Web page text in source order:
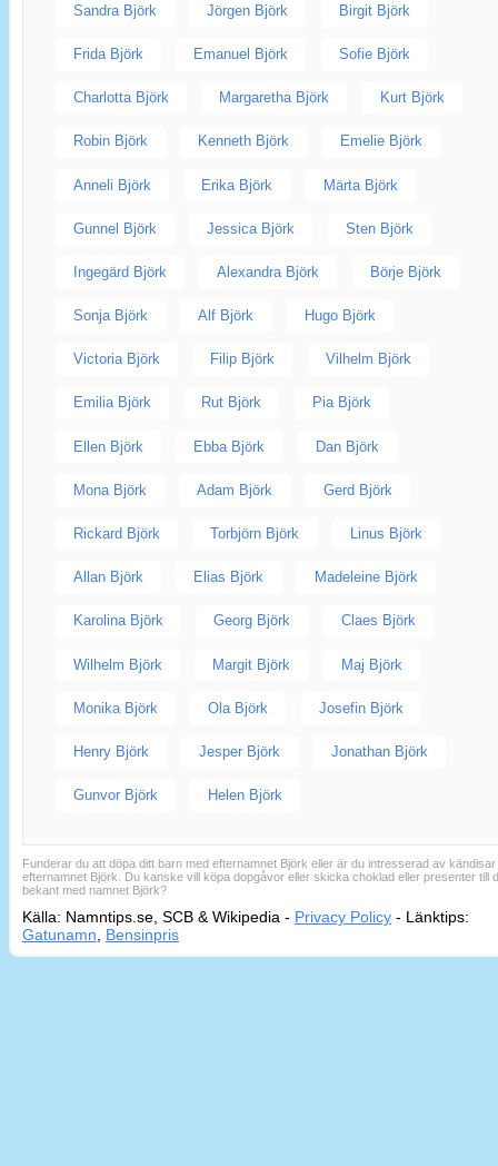
Sandra Björk Jörgen Björk Birgit Björk
Frida Björk Emanuel Björk Sofie Björk
Charlotta Björk Margaretha Björk Kurt Björk
Robin Björk Kenneth Björk Emelie Björk
Anneli Björk Erika Björk Märta Björk
Gunnel Björk Jessica Björk Sten Björk
Ingegärd Björk Alexandra Björk Börje Björk
Sonja Björk Alf Björk Hugo Björk
Victoria Björk Filip Björk Vilhelm Björk
Emilia Björk Rut Björk Pia Björk
Ellen Björk Ebba Björk Dan Björk
Mona Björk Adam Björk Gerd Björk
Rickard Björk Torbjörn Björk Linus Björk
Allan Björk Elias Björk Madeleine Björk
Karolina Björk Georg Björk Claes Björk
Wilhelm Björk Margit Björk Maj Björk
Monika Björk Ola Björk Josefin Björk
Henry Björk Jesper Björk Jonathan Björk
Gunvor Björk Helen Björk
Funderar du att döpa ditt barn med efternamnet Björk eller är du intresserad av kändisar
efternamnet Björk. Du kanske vill köpa dopgåvor eller skicka choklad eller presenter till
bekant med namnet Björk?
Källa: Namntips.se, SCB & Wikipedia - Privacy Policy - Länktips:
Gatunamn
Bensinpris